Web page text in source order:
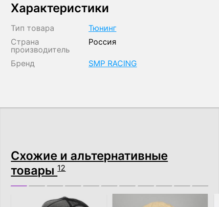
Характеристики
Тип товара
Тюнинг
Страна
производитель
Россия
Бренд SMP RACING
Схожие и альтернативные
товары12